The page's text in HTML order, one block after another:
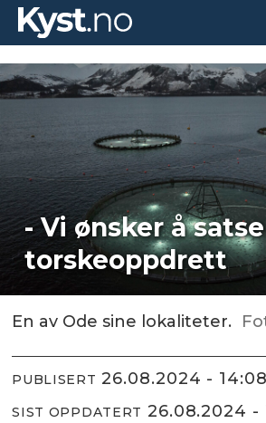
- Vi ønsker å
torskeoppdrett
En av Ode sine lokaliteter.
PUBLISERT 26.08.2024 - 14:08
SIST OPPDATERT 26.08.2024 -